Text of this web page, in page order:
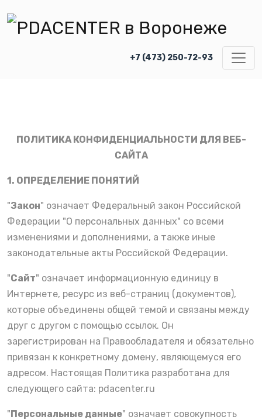
+7 (473) 250-72-93
ПОЛИТИКА КОНФИДЕНЦИАЛЬНОСТИ ДЛЯ ВЕБ-
САЙТА
1. ОПРЕДЕЛЕНИЕ ПОНЯТИЙ
"Закон" означает Федеральный закон Российской
Федерации "О персональных данных" со всеми
изменениями и дополнениями, а также иные
законодательные акты Российской Федерации.
"Сайт" означает информационную единицу в
Интернете, ресурс из веб-страниц (документов),
которые объединены общей темой и связаны между
друг с другом с помощью ссылок. Он
зарегистрирован на Правообладателя и обязательно
привязан к конкретному домену, являющемуся его
адресом. Настоящая Политика разработана для
следующего сайта: pdacenter.ru
"Персональные данные" означает совокупность